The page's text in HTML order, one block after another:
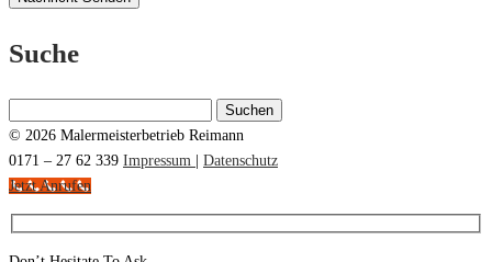
Suche
nach:
© 2026 Malermeisterbetrieb Reimann
0171 – 27 62 339 Impressum
Datenschutz
Jetzt Anrufen